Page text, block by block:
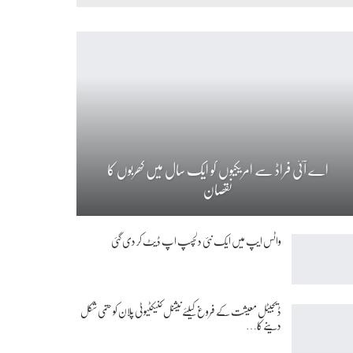
اے آئی فراڈ سے امریکیوں کو ایک سال میں کھربوں کا
نقصان
واٹس ایپ میں ایک نئی دلچسپ اپ ڈیٹ کر دی گئی
ڈیجیٹل معیشت کے فروغ کیلئے نیشنل کنیکٹیوٹی پلان کو حتمی شکل
دینے کا…